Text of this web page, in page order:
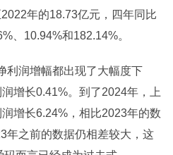
年的18.73亿元，四年同比
、10.94%和182.14%。
利润增幅都出现了大幅度下
增长0.41%。到了2024年，上
增长6.24%，相比2023年的数
年之前的数据仍相差较大，这